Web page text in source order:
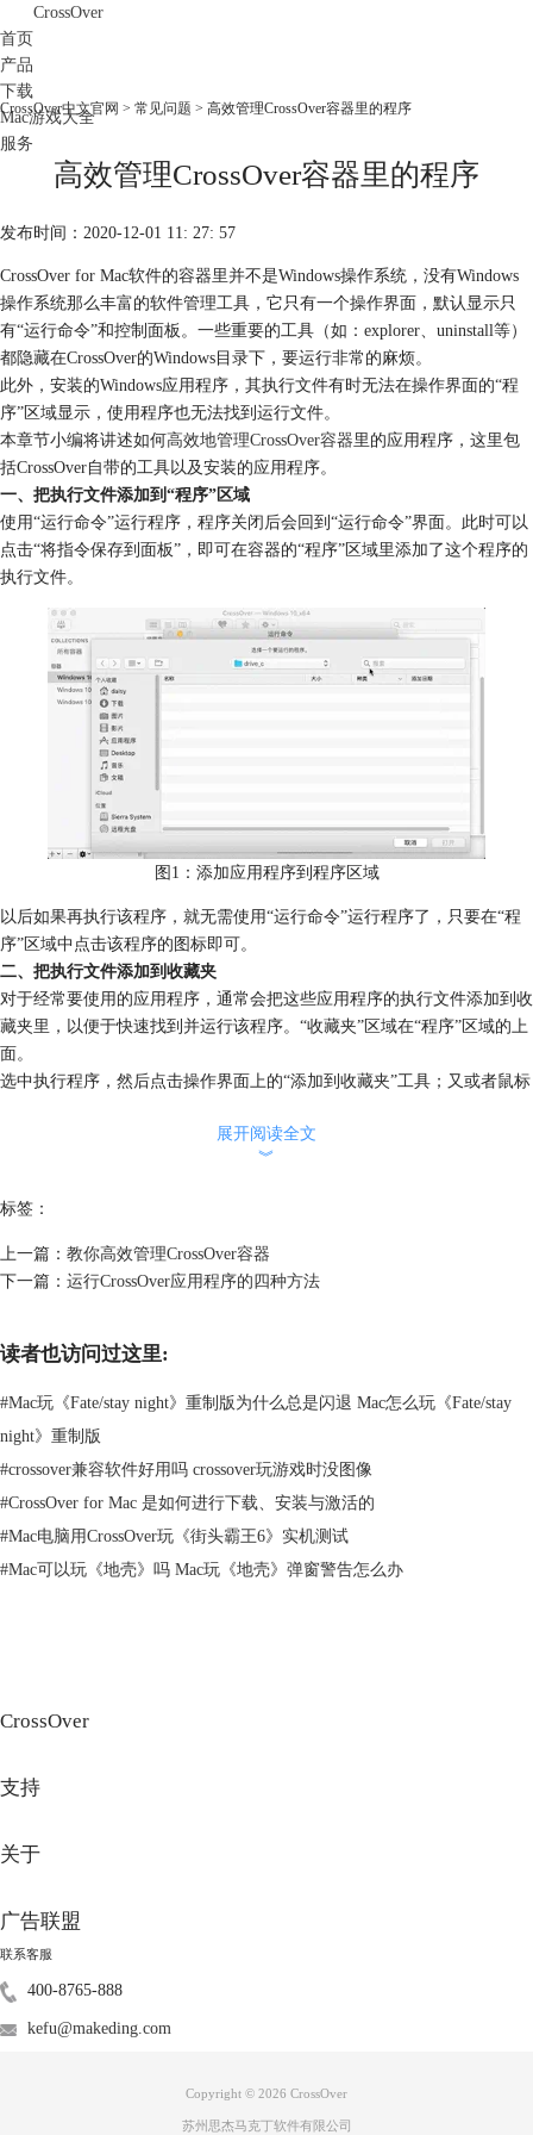
CrossOver
首页
产品
下载
Mac游戏大全
服务
CrossOver中文官网 > 常见问题 > 高效管理CrossOver容器里的程序
高效管理CrossOver容器里的程序
发布时间：2020-12-01 11: 27: 57
CrossOver for Mac软件的容器里并不是Windows操作系统，没有Windows
操作系统那么丰富的软件管理工具，它只有一个操作界面，默认显示只
有“运行命令”和控制面板。一些重要的工具（如：explorer、uninstall等）
都隐藏在CrossOver的Windows目录下，要运行非常的麻烦。
此外，安装的Windows应用程序，其执行文件有时无法在操作界面的“程
序”区域显示，使用程序也无法找到运行文件。
本章节小编将讲述如何高效地管理CrossOver容器里的应用程序，这里包
括CrossOver自带的工具以及安装的应用程序。
一、把执行文件添加到“程序”区域
使用“运行命令”运行程序，程序关闭后会回到“运行命令”界面。此时可以
点击“将指令保存到面板”，即可在容器的“程序”区域里添加了这个程序的
执行文件。
图1：添加应用程序到程序区域
以后如果再执行该程序，就无需使用“运行命令”运行程序了，只要在“程
序”区域中点击该程序的图标即可。
二、把执行文件添加到收藏夹
对于经常要使用的应用程序，通常会把这些应用程序的执行文件添加到收
藏夹里，以便于快速找到并运行该程序。“收藏夹”区域在“程序”区域的上
面。
选中执行程序，然后点击操作界面上的“添加到收藏夹”工具；又或者鼠标
三、清空并重建程序菜单
在某些情况下，安装好的应用程序没有在操作界面的“程序”中显示图标，
这时就需要使用“清空并重建程序菜单”功能，可以把没有显现的应用程序
的图标显示出来。
四、卸载程序
很多Windows应用程序都自带有卸载工具，可以把应用程序卸载掉。但在
在CrossOver容器的Windows中，有一个uninstall.exe的执行文件，这个文件
相当于Windows的卸载工具，小伙伴要用这个卸载工具卸载安装好的应用
展开阅读全文
︾
标签：
上一篇： 教你高效管理CrossOver容器
下一篇： 运行CrossOver应用程序的四种方法
读者也访问过这里:
#Mac玩《Fate/stay night》重制版为什么总是闪退 Mac怎么玩《Fate/stay
night》重制版
#crossover兼容软件好用吗 crossover玩游戏时没图像
#CrossOver for Mac 是如何进行下载、安装与激活的
#Mac电脑用CrossOver玩《街头霸王6》实机测试
#Mac可以玩《地壳》吗 Mac玩《地壳》弹窗警告怎么办
CrossOver
支持
关于
广告联盟
联系客服
400-8765-888
kefu@makeding.com
Copyright © 2026 CrossOver
苏州思杰马克丁软件有限公司